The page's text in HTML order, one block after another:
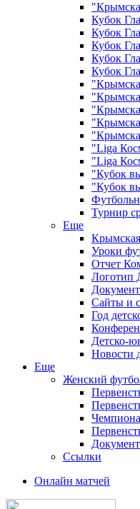
Кубок
Кубок
Кубок
Кубок
Кубок
"Liga
"Liga
"Кубок
"Кубок
Турнир
Еще
Уроки
Отчет
Сайты и
Год
Детско-
Новости
Еще
Женский
Ссылки
Онлайн матчей